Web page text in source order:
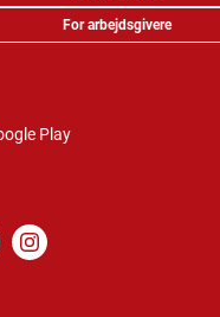
For arbejdsgivere